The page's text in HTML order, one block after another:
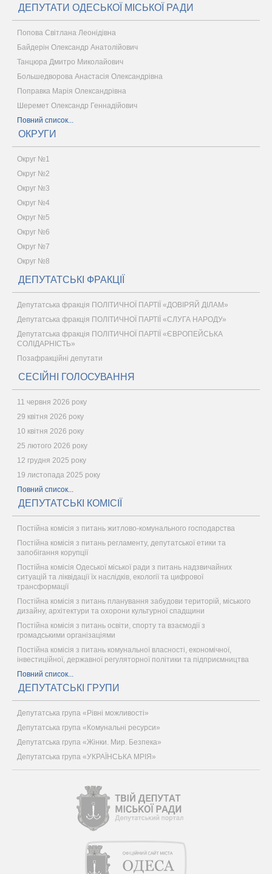
ДЕПУТАТИ ОДЕСЬКОЇ МІСЬКОЇ РАДИ
Попова Світлана Леонідівна
Байдерін Олександр Анатолійович
Танцюра Дмитро Миколайович
Большедворова Анастасія Олександрівна
Поправка Марія Олександрівна
Шеремет Олександр Геннадійович
Повний список...
ОКРУГИ
Округ №1
Округ №2
Округ №3
Округ №4
Округ №5
Округ №6
Округ №7
Округ №8
ДЕПУТАТСЬКІ ФРАКЦІЇ
Депутатська фракція ПОЛІТИЧНОЇ ПАРТІЇ «ДОВІРЯЙ ДІЛАМ»
Депутатська фракція ПОЛІТИЧНОЇ ПАРТІЇ «СЛУГА НАРОДУ»
Депутатська фракція ПОЛІТИЧНОЇ ПАРТІЇ «ЄВРОПЕЙСЬКА
СОЛІДАРНІСТЬ»
Позафракційні депутати
СЕСІЙНІ ГОЛОСУВАННЯ
11 червня 2026 року
29 квітня 2026 року
10 квітня 2026 року
25 лютого 2026 року
12 грудня 2025 року
19 листопада 2025 року
Повний список...
ДЕПУТАТСЬКІ КОМІСІЇ
Постійна комісія з питань житлово-комунального господарства
Постійна комісія з питань регламенту, депутатської етики та
запобігання корупції
Постійна комісія Одеської міської ради з питань надзвичайних
ситуацій та ліквідації їх наслідків, екології та цифрової
трансформації
Постійна комісія з питань планування забудови територій, міського
дизайну, архітектури та охорони культурної спадщини
Постійна комісія з питань освіти, спорту та взаємодії з
громадськими організаціями
Постійна комісія з питань комунальної власності, економічної,
інвестиційної, державної регуляторної політики та підприємництва
Повний список...
ДЕПУТАТСЬКІ ГРУПИ
Депутатська група «Рівні можливості»
Депутатська група «Комунальні ресурси»
Депутатська група «Жінки. Мир. Безпека»
Депутатська група «УКРАЇНСЬКА МРІЯ»